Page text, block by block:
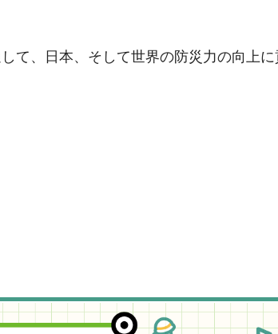
て、日本、そして世界の防災力の向上